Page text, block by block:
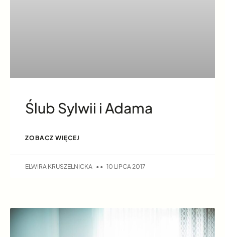
Ślub Sylwii i Adama
ZOBACZ WIĘCEJ
ELWIRA KRUSZELNICKA 10 LIPCA 2017